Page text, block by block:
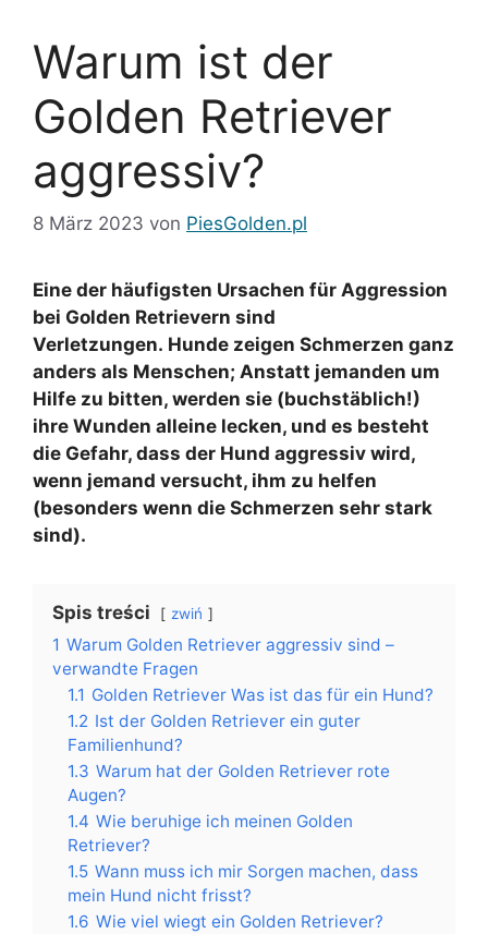
Warum ist der
Golden Retriever
aggressiv?
8 März 2023 von PiesGolden.pl
Eine der häufigsten Ursachen für Aggression
bei Golden Retrievern sind
Verletzungen. Hunde zeigen Schmerzen ganz
anders als Menschen; Anstatt jemanden um
Hilfe zu bitten, werden sie (buchstäblich!)
ihre Wunden alleine lecken, und es besteht
die Gefahr, dass der Hund aggressiv wird,
wenn jemand versucht, ihm zu helfen
(besonders wenn die Schmerzen sehr stark
sind).
Spis treści zwiń
1 Warum Golden Retriever aggressiv sind –
verwandte Fragen
1.1 Golden Retriever Was ist das für ein Hund?
1.2 Ist der Golden Retriever ein guter
Familienhund?
1.3 Warum hat der Golden Retriever rote
Augen?
1.4 Wie beruhige ich meinen Golden
Retriever?
1.5 Wann muss ich mir Sorgen machen, dass
mein Hund nicht frisst?
1.6 Wie viel wiegt ein Golden Retriever?